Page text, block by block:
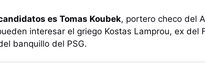
es Tomas Koubek, portero checo del
interesar el griego Kostas Lamprou, ex del
banquillo del PSG.